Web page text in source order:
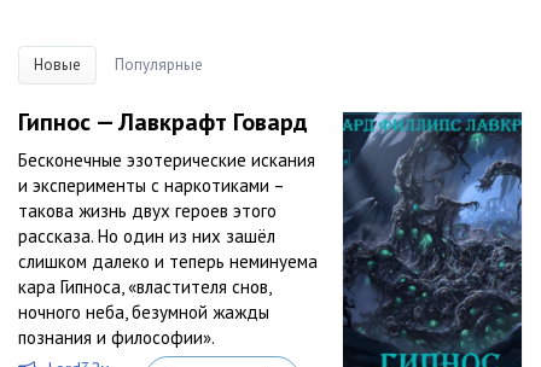
Новые Популярные
Гипнос — Лавкрафт Говард
Бесконечные эзотерические искания
и эксперименты с наркотиками –
такова жизнь двух героев этого
рассказа. Но один из них зашёл
слишком далеко и теперь неминуема
кара Гипноса, «властителя снов,
ночного неба, безумной жажды
познания и философии».